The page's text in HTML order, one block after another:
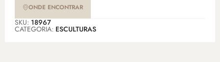
ONDE ENCONTRAR
SKU: 18967
CATEGORIA: ESCULTURAS